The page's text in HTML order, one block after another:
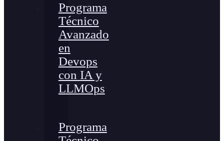
Programa
Técnico
Avanzado
en
Devops
con IA y
LLMOps
Programa